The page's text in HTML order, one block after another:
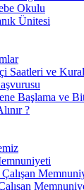
Okulu
Ünitesi
Saatleri ve
Başlama ve
?